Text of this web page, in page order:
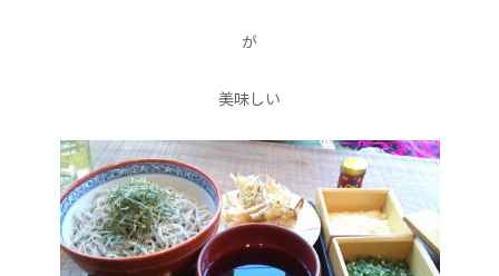
が
美味しい